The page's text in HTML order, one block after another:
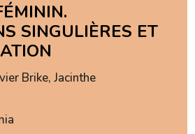
SINGULIÈRES ET
Brike, Jacinthe